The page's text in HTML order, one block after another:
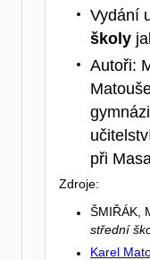
Vydání
školy
Autoři:
při
Zdroje:
ŠMIŘÁK,
střední
Karel